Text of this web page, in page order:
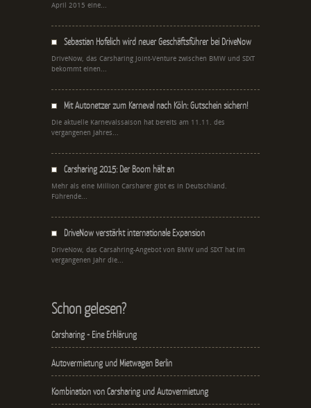
April 2015 eine...
Sebastian Hofelich wird neuer Geschäftsführer bei DriveNow
DriveNow, das Carsharing Joint-Venture zwischen BMW und SIXT
bekommt einen...
Mit Autonetzer zum Karneval nach Köln: Gutschein sichern!
Die aktuelle Karnevalssaison hat bereits am 11.11. des
vergangenen Jahres...
Carsharing 2015: Der Boom hält an
Mehr als eine Million Carsharer gibt es in Deutschland.
Führende...
DriveNow verstärkt internationale Expansion
DriveNow, das Carsahring-Angebot von BMW und SIXT hat im
vergangenen Jahr die...
Schon gelesen?
Carsharing - Eine Erklärung
Autovermietung und Mietwagen Berlin
Kombination von Carsharing und Autovermietung